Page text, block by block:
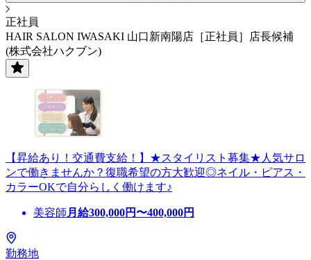
正社員
HAIR SALON IWASAKI 山口新南陽店［正社員］店長候補
(株式会社ハクブン)
【昇給あり！交通費支給！】★スタイリスト募集★人気サロ
ンで働きませんか？復職希望の方大歓迎◎ネイル・ピアス・
カラーOKで自分らしく働けます♪
美容師 月給300,000円〜400,000円
勤務地